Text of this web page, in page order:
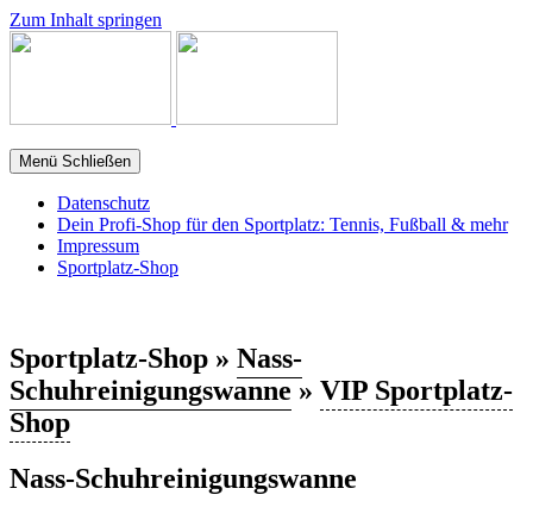
Zum Inhalt springen
Menü Schließen
Datenschutz
Dein Profi-Shop für den Sportplatz: Tennis, Fußball & mehr
Impressum
Sportplatz-Shop
Sportplatz-Shop » Nass-
Schuhreinigungswanne » VIP Sportplatz-
Shop
Nass-Schuhreinigungswanne